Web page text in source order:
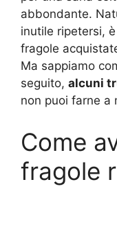
abbondante.
inutile ripetersi,
fragole
Ma sappiamo
seguito, alcuni
non puoi farne a
Come
fragole